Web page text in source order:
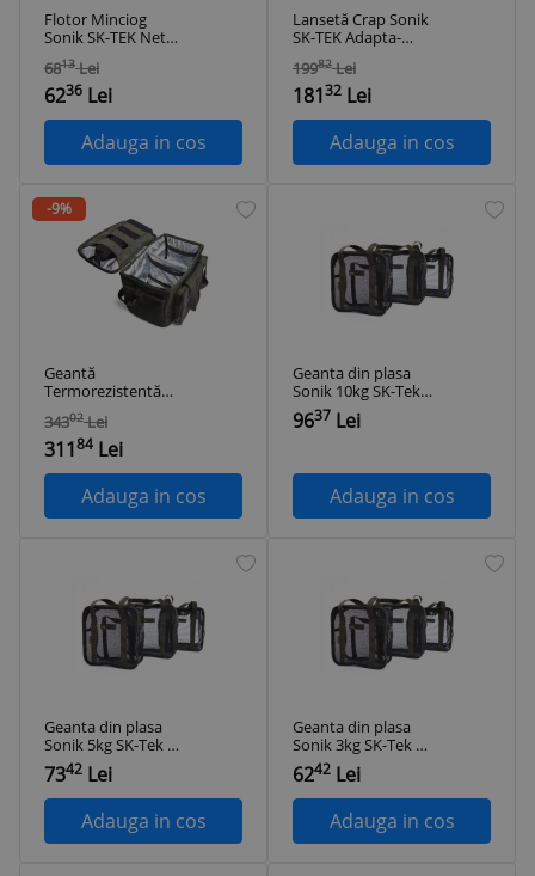
Flotor Minciog
Sonik SK-TEK Net
Float
6813 Lei
6236 Lei
Adauga in cos
Lansetă Crap Sonik
SK-TEK Adapta-
Sleeve - 9' (2.74m) -
10' (3.05m)
19982 Lei
18132 Lei
Adauga in cos
-9%
Geantă
Termorezistentă
Sonik SK-TEK Cool
Bag - M - Medium
34302 Lei
31184 Lei
Adauga in cos
Geanta din plasa
Sonik 10kg SK-Tek
Air Dry Bag X-Large
9637 Lei
Adauga in cos
Geanta din plasa
Sonik 5kg SK-Tek Air
Dry Bag Large
7342 Lei
Adauga in cos
Geanta din plasa
Sonik 3kg SK-Tek Air
Dry Bag Medium
6242 Lei
Adauga in cos